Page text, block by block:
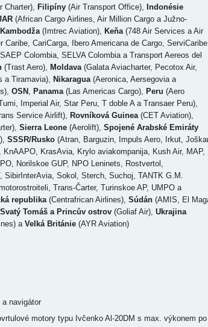
Charter), Filipíny(Air Transport Office), Indonésie
(African Cargo Airlines, Air Million Cargo a Južno-
Kambodža(Imtrec Aviation), Keňa(748 Air Services a Air
Caribe, CariCarga, Ibero Americana de Cargo, ServiCaribe
Colombia, SELVA Colombia a Transport Aereos del
(Trast Aero), Moldava(Galata Aviacharter, Pecotox Air,
a Tiramavia), Nikaragua(Aeronica, Aersegovia a
OSN , Panama(Las Americas Cargo), Peru (Aero
Imperial Air, Star Peru, T doble A a Transaer Peru),
Service Airlift), Rovníková Guinea(CET Aviation),
Sierra Leone(Aerolift), Spojené Arabské Emiráty
SSSR/Rusko(Atran, Barguzin, Impuls Aero, Irkut,
KrasAvia, Krylo aviakompanija, Kush Air, MAP,
Norilskoe GUP, NPO Leninets, Rostvertol,
SibirInterAvia, Sokol, Sterch, Suchoj, TANTK G.M.
Trans-Čarter, Turinskoe AP, UMPO a
republika(Centrafrican Airlines), Súdán(AMIS, El
Svatý Tomáš a Princův ostrov(Goliaf Air), Ukrajina
aVelká Británie(AYR Aviation)
navigátor
motory typu Ivčenko Al-20DM s max. výkonem po